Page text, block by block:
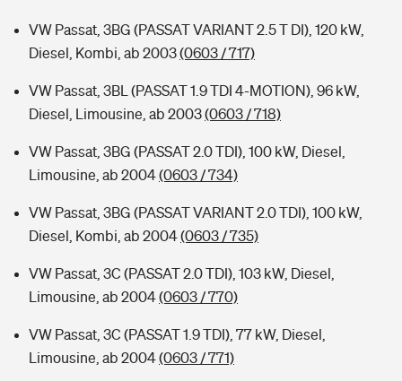
VW Passat, 3BG (PASSAT VARIANT 2.5 T DI), 120 kW,
Diesel, Kombi, ab 2003(0603 / 717)
VW Passat, 3BL (PASSAT 1.9 TDI 4-MOTION), 96 kW,
Diesel, Limousine, ab 2003(0603 / 718)
VW Passat, 3BG (PASSAT 2.0 TDI), 100 kW, Diesel,
Limousine, ab 2004(0603 / 734)
VW Passat, 3BG (PASSAT VARIANT 2.0 TDI), 100 kW,
Diesel, Kombi, ab 2004(0603 / 735)
VW Passat, 3C (PASSAT 2.0 TDI), 103 kW, Diesel,
Limousine, ab 2004(0603 / 770)
VW Passat, 3C (PASSAT 1.9 TDI), 77 kW, Diesel,
Limousine, ab 2004(0603 / 771)